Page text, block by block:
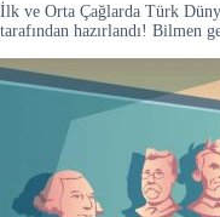
İlk ve Orta Çağlarda Türk
tarafından hazırlandı! Bilmen